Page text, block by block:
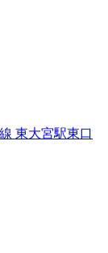
東大宮駅東口